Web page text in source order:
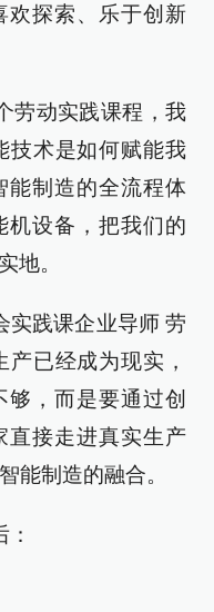
欢探索、乐于创新
劳动实践课程，我
技术是如何赋能我
能制造的全流程体
机设备，把我们的
地。
实践课企业导师 劳
已经成为现实，
，而是要通过创
直接走进真实生产
能制造的融合。